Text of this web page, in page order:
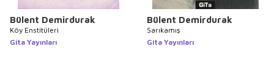
Bülent Demirdurak
Köy Enstitüleri
Gita Yayınları
Bülent Demirdurak
Sarıkamış
Gita Yayınları